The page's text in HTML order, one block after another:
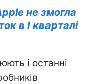
не змогла
в I кварталі
і останні